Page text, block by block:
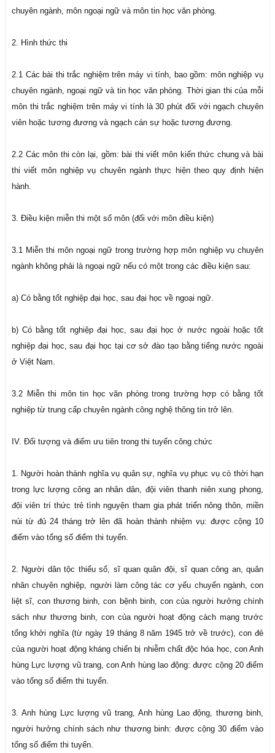
chuyên ngành, môn ngoại ngữ và môn tin học văn phòng.
2. Hình thức thi
2.1 Các bài thi trắc nghiệm trên máy vi tính, bao gồm: môn nghiệp vụ
chuyên ngành, ngoại ngữ và tin học văn phòng. Thời gian thi của mỗi
môn thi trắc nghiệm trên máy vi tính là 30 phút đối với ngạch chuyên
viên hoặc tương đương và ngạch cán sự hoặc tương đương.
2.2 Các môn thi còn lại, gồm: bài thi viết môn kiến thức chung và bài
thi viết môn nghiệp vụ chuyên ngành thực hiện theo quy định hiện
hành.
3. Điều kiện miễn thi một số môn (đối với môn điều kiện)
3.1 Miễn thi môn ngoại ngữ trong trường hợp môn nghiệp vụ chuyên
ngành không phải là ngoại ngữ nếu có một trong các điều kiện sau:
a) Có bằng tốt nghiệp đại học, sau đại học về ngoại ngữ.
b) Có bằng tốt nghiệp đại học, sau đại học ở nước ngoài hoặc tốt
nghiệp đại học, sau đại học tại cơ sở đào tạo bằng tiếng nước ngoài
ở Việt Nam.
3.2 Miễn thi môn tin học văn phòng trong trường hợp có bằng tốt
nghiệp từ trung cấp chuyên ngành công nghệ thông tin trở lên.
IV. Đối tượng và điểm ưu tiên trong thi tuyển công chức
1. Người hoàn thành nghĩa vụ quân sự, nghĩa vụ phục vụ có thời hạn
trong lực lượng công an nhân dân, đội viên thanh niên xung phong,
đội viên trí thức trẻ tình nguyện tham gia phát triển nông thôn, miền
núi từ đủ 24 tháng trở lên đã hoàn thành nhiệm vụ: được cộng 10
điểm vào tổng số điểm thi tuyển.
2. Người dân tộc thiểu số, sĩ quan quân đội, sĩ quan công an, quân
nhân chuyên nghiệp, người làm công tác cơ yếu chuyển ngành, con
liệt sĩ, con thương binh, con bệnh binh, con của người hưởng chính
sách như thương binh, con của người hoạt động cách mạng trước
tổng khởi nghĩa (từ ngày 19 tháng 8 năm 1945 trở về trước), con đẻ
của người hoạt động kháng chiến bị nhiễm chất độc hóa học, con Anh
hùng Lực lượng vũ trang, con Anh hùng lao động: được cộng 20 điểm
vào tổng số điểm thi tuyển.
3. Anh hùng Lực lượng vũ trang, Anh hùng Lao động, thương binh,
người hưởng chính sách như thương binh: được cộng 30 điểm vào
tổng số điểm thi tuyển.